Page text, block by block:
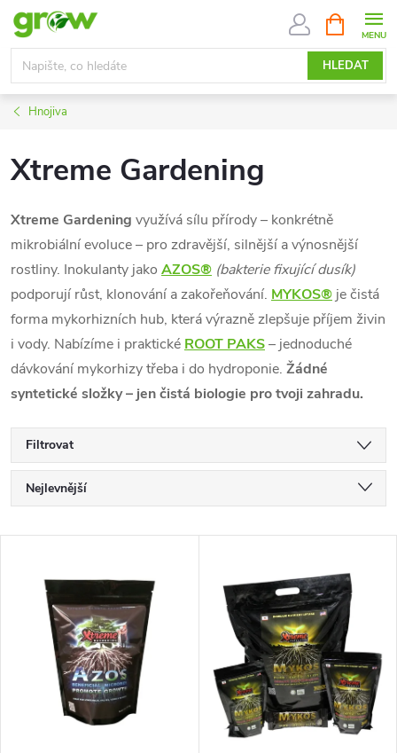
Přejít
obsah
HLEDAT
NÁKUPNÍ
KOŠÍK
Hnojiva
Xtreme Gardening
Xtreme Gardening využívá sílu přírody – konkrétně
mikrobiální evoluce – pro zdravější, silnější a výnosnější
rostliny. Inokulanty jako AZOS® (bakterie fixující dusík)
podporují růst, klonování a zakořeňování. MYKOS® je čistá
forma mykorhizních hub, která výrazně zlepšuje příjem živin
i vody. Nabízíme i praktické ROOT PAKS– jednoduché
dávkování mykorhizy třeba i do hydroponie. Žádné
syntetické složky – jen čistá biologie pro tvoji zahradu.
Filtrovat
Ř
a
Nejlevnější
Abecedně